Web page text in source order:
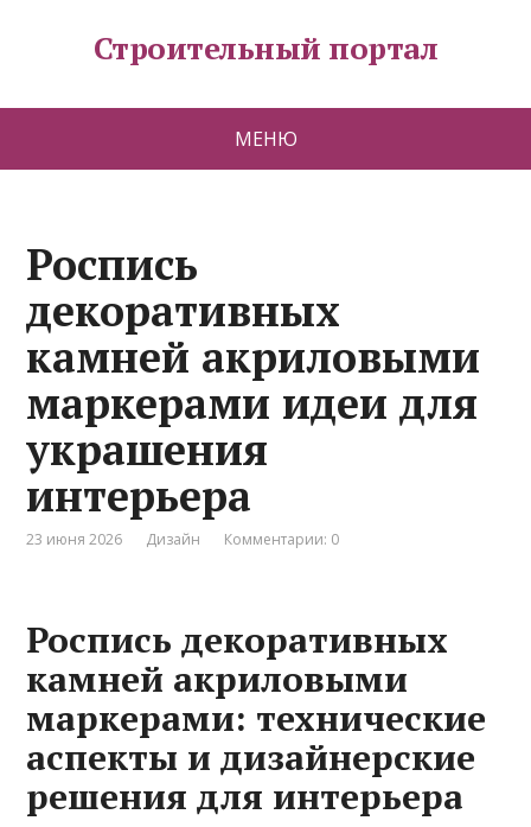
Строительный портал
МЕНЮ
Роспись
декоративных
камней акриловыми
маркерами идеи для
украшения
интерьера
23 июня 2026 Дизайн Комментарии: 0
Роспись декоративных
камней акриловыми
маркерами: технические
аспекты и дизайнерские
решения для интерьера